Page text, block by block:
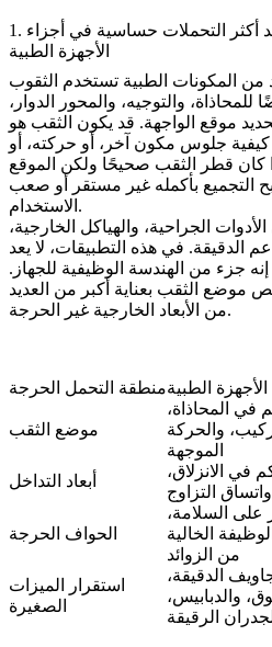
1. غالبًا ما يكون موضع الثقب أحد أكثر التحملات حساسية في أجزاء
الأجهزة الطبية
من المكونات الطبية تستخدم الثقوب
والتوجيه، والمحور الدوار،
موقع الواجهة. قد يكون الثقب هو
جلوس مكون آخر، أو حركته، أو
كان قطر الثقب صحيحًا ولكن الموقع
التجميع بأكمله غير مستقر أو صعب
الاستخدام.
الجراحية، والهياكل الخارجية،
الدقيقة. في هذه التطبيقات، لا يعد
جزء من الهندسة الوظيفية للجهاز.
موضع الثقب بعناية أكبر من العديد
من الأبعاد الخارجية غير الحرجة.
منطقة التحمل الحرجةالطبية
موضع الثقب
في المحاذاة،
والحركة
الموجهة
أبعاد التداخل
في الانزلاق،
التزاوج
الحواف الحرجة
على السلامة،
الخالية
من الزوائد
استقرار الميزات
الصغيرة
الدقيقة،
والدبابيس،
الرقيقة